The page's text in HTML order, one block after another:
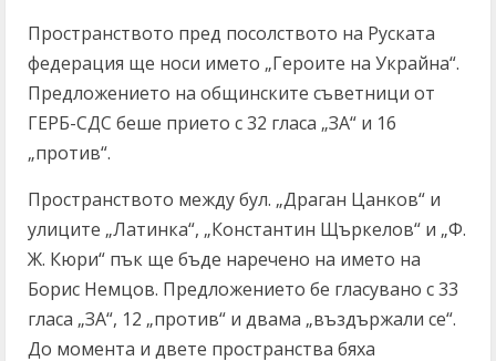
Пространството пред посолството на Руската
федерация ще носи името „Героите на Украйна“.
Предложението на общинските съветници от
ГЕРБ-СДС беше прието с 32 гласа „ЗА“ и 16
„против“.
Пространството между бул. „Драган Цанков“ и
улиците „Латинка“, „Константин Щъркелов“ и „Ф.
Ж. Кюри“ пък ще бъде наречено на името на
Борис Немцов. Предложението бе гласувано с 33
гласа „ЗА“, 12 „против“ и двама „въздържали се“.
До момента и двете пространства бяха